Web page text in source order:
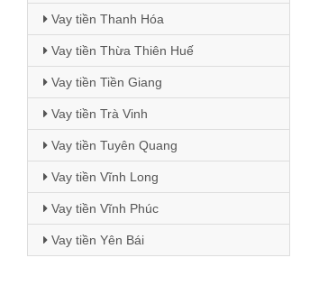
Vay tiền Thanh Hóa
Vay tiền Thừa Thiên Huế
Vay tiền Tiền Giang
Vay tiền Trà Vinh
Vay tiền Tuyên Quang
Vay tiền Vĩnh Long
Vay tiền Vĩnh Phúc
Vay tiền Yên Bái